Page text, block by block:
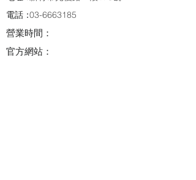
電話：03-6663185
營業時間：
官方網站：